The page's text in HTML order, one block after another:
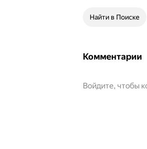
Найти в Поиске
Комментарии
Войдите, чтобы